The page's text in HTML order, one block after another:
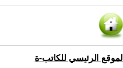
الموقع الرئيسي للكاتب-ة